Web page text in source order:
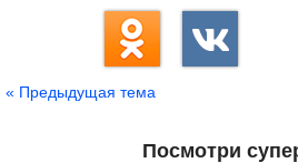
« Предыдущая тема
Посмотри